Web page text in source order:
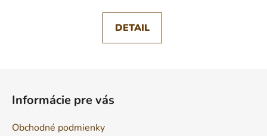
DETAIL
Informácie pre vás
Obchodné podmienky